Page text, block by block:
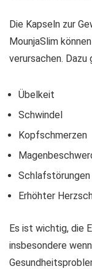
Die Kapseln zur
MounjaSlim
verursachen. Dazu
Übelkeit
Schwindel
Kopfschmerzen
Schlafstörungen
Erhöhter
Es ist wichtig, die
insbesondere